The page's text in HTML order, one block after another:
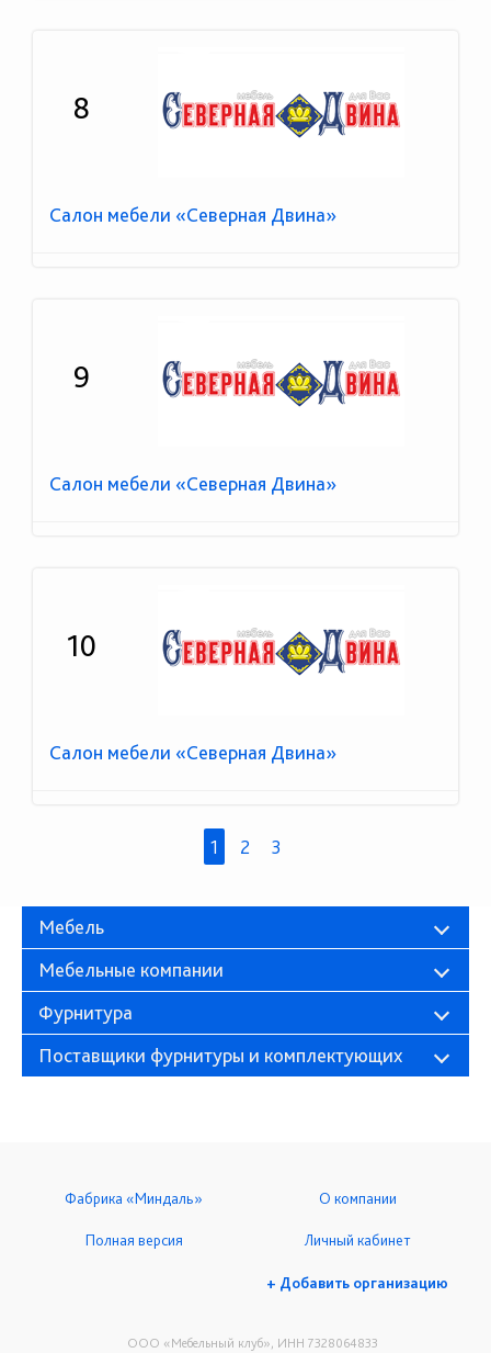
8
Салон мебели «Северная Двина»
9
Салон мебели «Северная Двина»
10
Салон мебели «Северная Двина»
1 2 3
Мебель
Мебельные компании
Фурнитура
Поставщики фурнитуры и комплектующих
ООО «Мебельный клуб», ИНН 7328064833
Фабрика «Миндаль» О компании
Полная версия Личный кабинет
+ Добавить организацию